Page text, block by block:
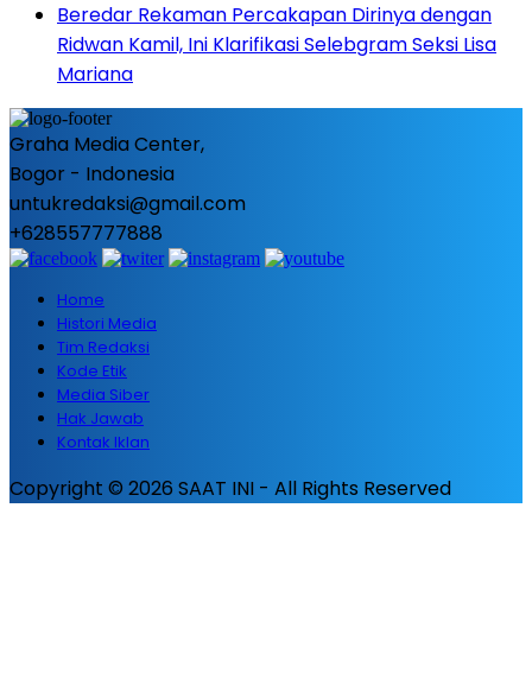
Beredar Rekaman Percakapan Dirinya dengan
Ridwan Kamil, Ini Klarifikasi Selebgram Seksi Lisa
Mariana
Graha Media Center,
Bogor - Indonesia
untukredaksi@gmail.com
+628557777888
Home
Histori Media
Tim Redaksi
Kode Etik
Media Siber
Hak Jawab
Kontak Iklan
Copyright © 2026 SAAT INI - All Rights Reserved